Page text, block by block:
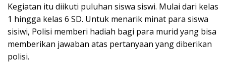
Kegiatan itu diikuti puluhan siswa siswi. Mulai dari kelas
1 hingga kelas 6 SD. Untuk menarik minat para siswa
sisiwi, Polisi memberi hadiah bagi para murid yang bisa
memberikan jawaban atas pertanyaan yang diberikan
polisi.